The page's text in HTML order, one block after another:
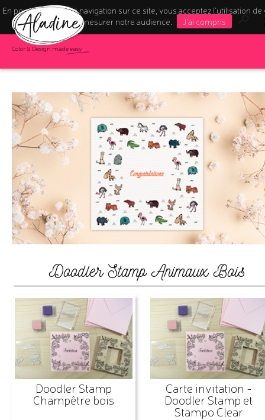
En poursuivant votre navigation sur ce site, vous acceptez l’utilisation de
pour mesurer notre audience.
J'ai compris
Color & Design made easy
Doodler Stamp Animaux Bois
Doodler Stamp
Champêtre bois
Carte invitation -
Doodler Stamp et
Stampo Clear